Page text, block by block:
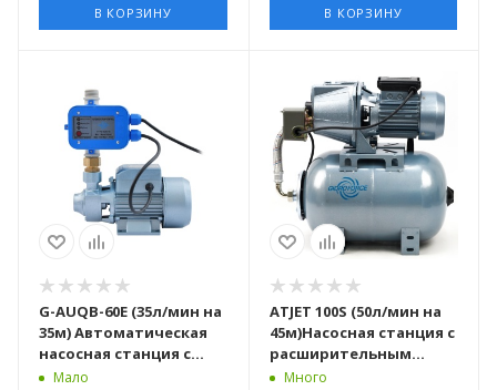
В КОРЗИНУ В КОРЗИНУ
G-AUQB-60E (35л/мин на
35м) Автоматическая
насосная станция с
контроллером TPC-10 с
Мало
ATJET 100S (50л/мин на
45м)Насосная станция c
расширительным
баком, комплект
Много